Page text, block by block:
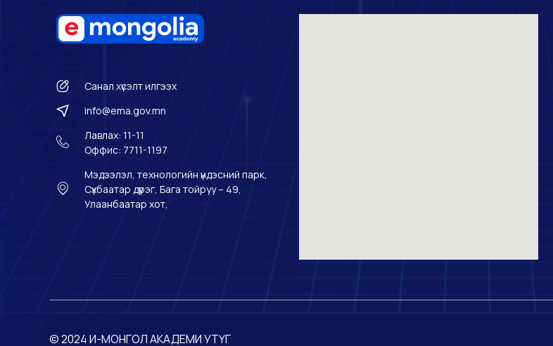
Санал хүсэлт илгээх
info@ema.gov.mn
Лавлах: 11-11
Оффис: 7711-1197
Мэдээлэл, технологийн үндэсний парк,
Сүхбаатар дүүрэг, Бага тойруу – 49,
Улаанбаатар хот,
© 2024 И-МОНГОЛ АКАДЕМИ УТҮГ